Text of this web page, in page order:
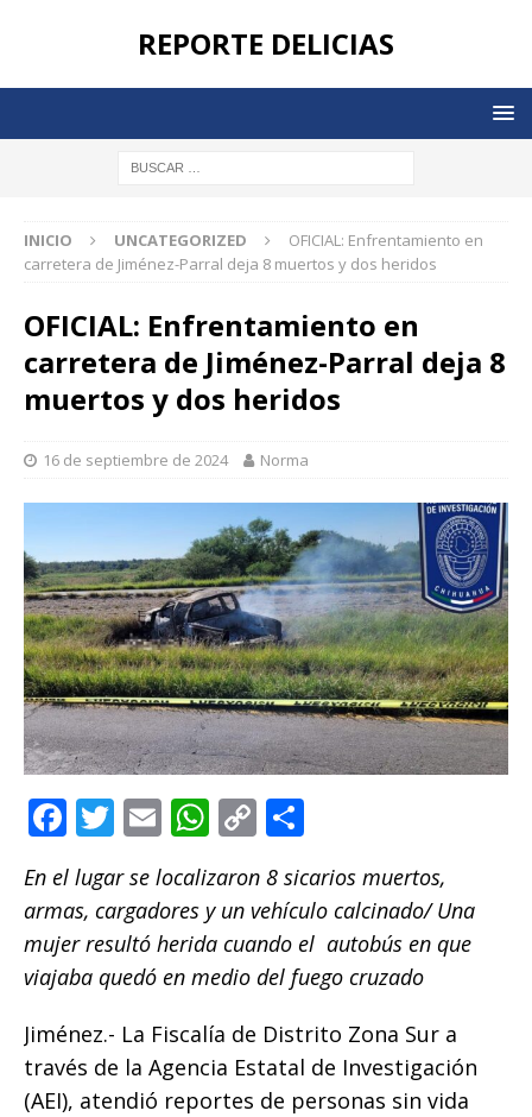
REPORTE DELICIAS
INICIO UNCATEGORIZED
OFICIAL: Enfrentamiento en
carretera de Jiménez-Parral deja 8 muertos y dos heridos
OFICIAL: Enfrentamiento en
carretera de Jiménez-Parral deja 8
muertos y dos heridos
16 de septiembre de 2024 Norma
F
a
c
e
b
o
k
T
it
te
r
E
ai
l
W
at
s
A
p
C
p
y
Li
k
m
p
ar
ti
r
En el lugar se localizaron 8 sicarios muertos,
armas, cargadores y un vehículo calcinado/ Una
mujer resultó herida cuando el autobús en que
viajaba quedó en medio del fuego cruzado
Jiménez.- La Fiscalía de Distrito Zona Sur a
través de la Agencia Estatal de Investigación
(AEI), atendió reportes de personas sin vida